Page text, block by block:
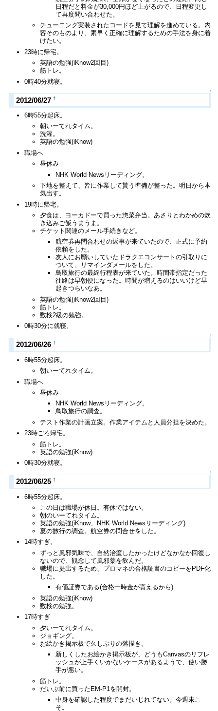
日程だと料金が30,000円ほど上がるので、日程変更し
て再度問い合わせた。
チューニング実装されたコードを見て理解を進めている。内
容そのものより、素早く正確に理解するための手法を身に着
けたい。
23時に帰宅。
英語の勉強(iKnow2回目)
筋トレ。
0時40分就寝。
↑
2012/06/27 †
6時55分起床。
朝いーてれタイム。
洗濯。
英語の勉強(iKnow)
職場へ
昼休み
NHK World Newsリーディング。
下地を整えて、皆に作業して貰う準備が整った。明日から本
気出す。
19時に帰宅。
夕食は、ヨーカドーで買った惣菜弁当。あさりとわかめの炊
き込みご飯うまうま。
チケット関連のメール手続きなど。
航空券再問合わせの返事が来ていたので、正式に予約
依頼をした。
友人にお願いしていたドラクエコンサートの引取りに
ついて、リマインダメールをした。
鳥取旅行の最終行程表が来ていた。時間帯指定だった
往路は早朝便になった。時間が増えるのはいいけど早
起きつらいなあ。
英語の勉強(iKnow2回目)
筋トレ。
数検2級の勉強。
0時30分に就寝。
↑
2012/06/26 †
6時55分起床。
朝いーてれタイム。
職場へ
昼休み
NHK World Newsリーディング。
鳥取旅行の調査。
テスト作業の計画立案。作業アイテムと人員分担を決めた。
23時ごろ帰宅。
筋トレ。
英語の勉強(iKnow)
0時30分就寝。
↑
2012/06/25 †
6時55分起床。
この日は職場が休日。有休ではない。
朝のいーてれタイム。
英語の勉強(iKnow、NHK World Newsリーディング)
夏の旅行の調査。航空券の問合せをした。
14時すぎ。
ずっと風邪気味で、自然治癒したかったけどなかなか回復し
ないので、観念して風邪薬を飲んだ。
職場に提出するため、プロマネの合格証書のコピーをPDF化
した。
有価証券である(合格一時金が貰えるから)
英語の勉強(iKnow)
数検の勉強。
17時すぎ
夕いーてれタイム。
ジョギング。
お絵かき掲示板で久しぶりの落描き。
新しくしたお絵かき掲示板が、どうもCanvasのリフレ
ッシュが上手くいかないケースがあるようで、使い勝
手が悪い。
筋トレ。
だいぶ前に買ったEM-P1を開封。
中身を確認した程度でまだいじれてない。今週末こ
そ。